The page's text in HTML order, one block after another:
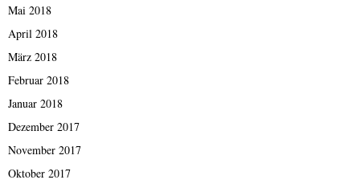
Mai 2018
April 2018
März 2018
Februar 2018
Januar 2018
Dezember 2017
November 2017
Oktober 2017